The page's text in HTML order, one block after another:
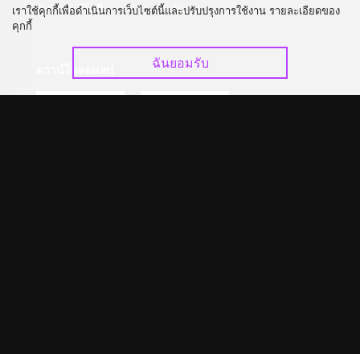
อัปเกรด วีไอพี
ร่วมงานกับเรา
เราใช้คุกกี้เพื่อดำเนินการเว็บไซต์นี้และปรับปรุงการใช้งาน รายละเอียดของ
คุกกี้
ฉันยอมรับ